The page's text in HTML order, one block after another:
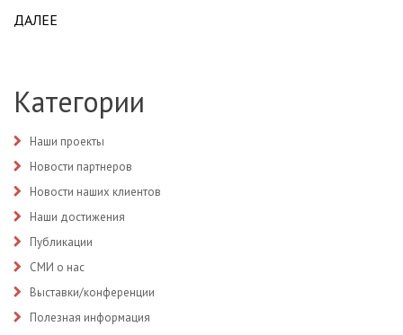
ДАЛЕЕ
Категории
Наши проекты
Новости партнеров
Новости наших клиентов
Наши достижения
Публикации
СМИ о нас
Выставки/конференции
Полезная информация